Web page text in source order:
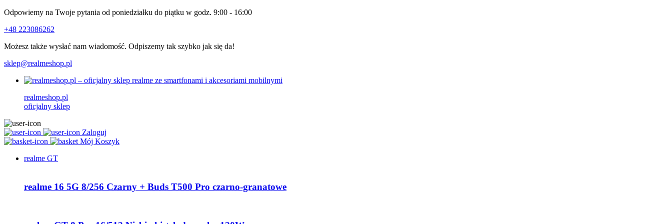
Odpowiemy na Twoje pytania od poniedziałku do piątku w godz. 9:00 - 16:00
+48 223086262
Możesz także wysłać nam wiadomość. Odpiszemy tak szybko jak się da!
sklep@realmeshop.pl
realmeshop.pl
oficjalny sklep
Zaloguj
Mój Koszyk
realme GT
realme 16 5G 8/256 Czarny + Buds T500 Pro czarno-granatowe